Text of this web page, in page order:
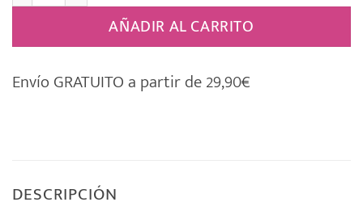
AÑADIR AL CARRITO
Envío GRATUITO a partir de 29,90€
DESCRIPCIÓN